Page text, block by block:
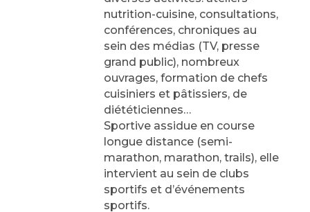
nutrition-cuisine, consultations,
conférences, chroniques au
sein des médias (TV, presse
grand public), nombreux
ouvrages, formation de chefs
cuisiniers et pâtissiers, de
diététiciennes…
Sportive assidue en course
longue distance (semi-
marathon, marathon, trails), elle
intervient au sein de clubs
sportifs et d’événements
sportifs.